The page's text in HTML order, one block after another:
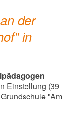
der
in
Einstellung (39
"Am